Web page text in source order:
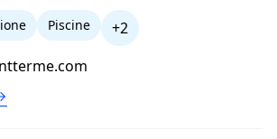
Piscine
+2